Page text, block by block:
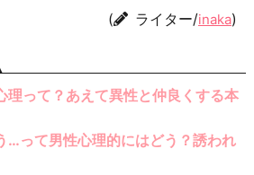
( ライター/inaka)
理って？あえて異性と仲良くする本
…って男性心理的にはどう？誘われ